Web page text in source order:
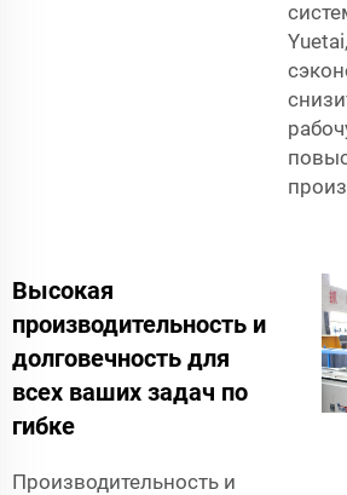
Высокая
производительность и
долговечность для
всех ваших задач по
гибке
Производительность и